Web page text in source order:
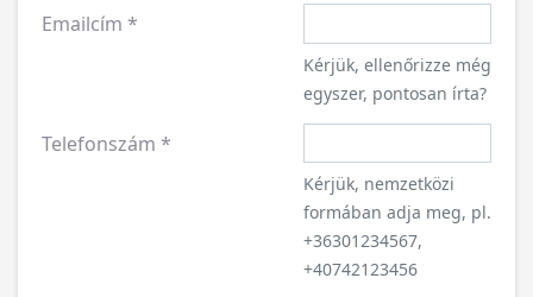
Emailcím *
Kérjük, ellenőrizze még
egyszer, pontosan írta?
Telefonszám *
Kérjük, nemzetközi
formában adja meg, pl.
+36301234567,
+40742123456